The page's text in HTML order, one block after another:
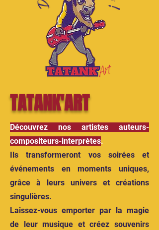
TATANK'ART
Découvrez nos artistes auteurs-
compositeurs-interprètes.
Ils transformeront vos soirées et
événements en moments uniques,
grâce à leurs univers et créations
singulières.
Laissez-vous emporter par la magie
de leur musique et créez souvenirs